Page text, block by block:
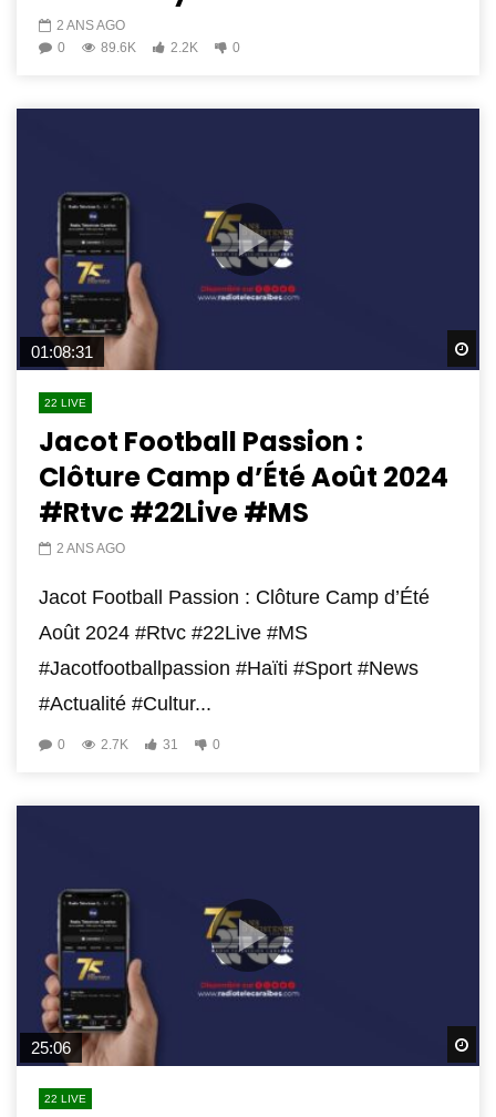
2 ANS AGO
0
89.6K 2.2K 0
01:08:31
22 LIVE
Jacot Football Passion :
Clôture Camp d’Été Août 2024
#Rtvc #22Live #MS
2 ANS AGO
Jacot Football Passion : Clôture Camp d’Été
Août 2024 #Rtvc #22Live #MS
#Jacotfootballpassion #Haïti #Sport #News
#Actualité #Cultur...
0 2.7K 31 0
25:06
22 LIVE